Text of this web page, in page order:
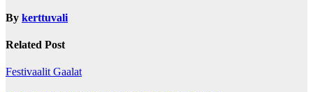
By kerttuvali
Related Post
Festivaalit Gaalat